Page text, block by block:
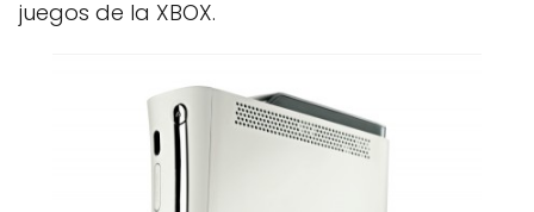
juegos de la XBOX.